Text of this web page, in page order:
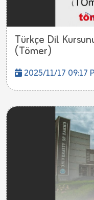
Türkçe Dil
(Tömer)
2025/11/17 09:17